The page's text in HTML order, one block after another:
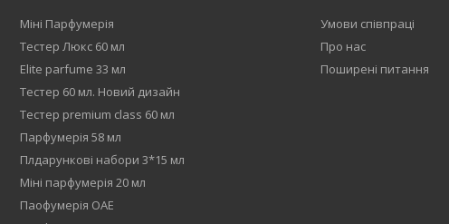
Міні Парфумерія
Тестер Люкс 60 мл
Elite parfume 33 мл
Тестер 60 мл. Новий дизайн
Тестер premium class 60 мл
Парфумерія 58 мл
Плдарункові набори 3*15 мл
Міні парфумерія 20 мл
Паофумерія ОАЕ
Умови співпраці
Про нас
Поширені питання